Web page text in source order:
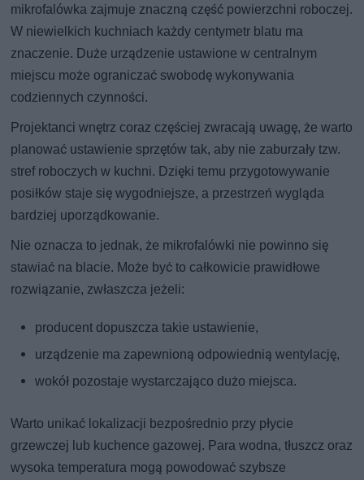
mikrofalówka zajmuje znaczną część powierzchni roboczej.
W niewielkich kuchniach każdy centymetr blatu ma
znaczenie. Duże urządzenie ustawione w centralnym
miejscu może ograniczać swobodę wykonywania
codziennych czynności.
Projektanci wnętrz coraz częściej zwracają uwagę, że warto
planować ustawienie sprzętów tak, aby nie zaburzały tzw.
stref roboczych w kuchni. Dzięki temu przygotowywanie
posiłków staje się wygodniejsze, a przestrzeń wygląda
bardziej uporządkowanie.
Nie oznacza to jednak, że mikrofalówki nie powinno się
stawiać na blacie. Może być to całkowicie prawidłowe
rozwiązanie, zwłaszcza jeżeli:
producent dopuszcza takie ustawienie,
urządzenie ma zapewnioną odpowiednią wentylację,
wokół pozostaje wystarczająco dużo miejsca.
Warto unikać lokalizacji bezpośrednio przy płycie
grzewczej lub kuchence gazowej. Para wodna, tłuszcz oraz
wysoka temperatura mogą powodować szybsze